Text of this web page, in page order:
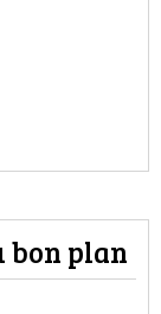
bon plan